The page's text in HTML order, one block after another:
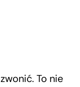
To nie